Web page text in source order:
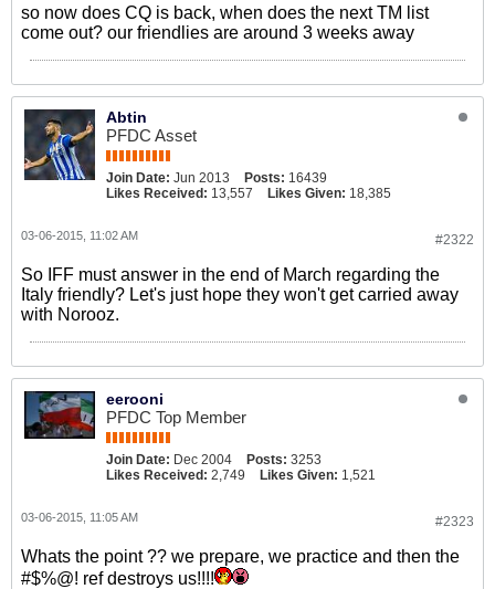
so now does CQ is back, when does the next TM list
come out? our friendlies are around 3 weeks away
Abtin
PFDC Asset
Join Date: Jun 2013 Posts: 16439
Likes Received: 13,557 Likes Given: 18,385
#2322
03-06-2015, 11:02 AM
So IFF must answer in the end of March regarding the
Italy friendly? Let's just hope they won't get carried away
with Norooz.
eerooni
PFDC Top Member
Join Date: Dec 2004 Posts: 3253
Likes Received: 2,749 Likes Given: 1,521
#2323
03-06-2015, 11:05 AM
Whats the point ?? we prepare, we practice and then the
#$%@! ref destroys us!!!!